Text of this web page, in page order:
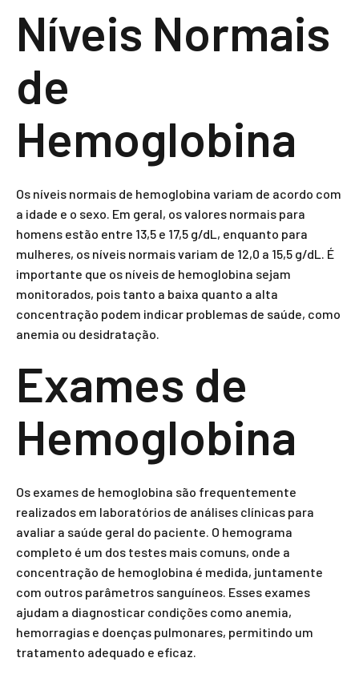
Níveis Normais
de
Hemoglobina
Os níveis normais de hemoglobina variam de acordo com
a idade e o sexo. Em geral, os valores normais para
homens estão entre 13,5 e 17,5 g/dL, enquanto para
mulheres, os níveis normais variam de 12,0 a 15,5 g/dL. É
importante que os níveis de hemoglobina sejam
monitorados, pois tanto a baixa quanto a alta
concentração podem indicar problemas de saúde, como
anemia ou desidratação.
Exames de
Hemoglobina
Os exames de hemoglobina são frequentemente
realizados em laboratórios de análises clínicas para
avaliar a saúde geral do paciente. O hemograma
completo é um dos testes mais comuns, onde a
concentração de hemoglobina é medida, juntamente
com outros parâmetros sanguíneos. Esses exames
ajudam a diagnosticar condições como anemia,
hemorragias e doenças pulmonares, permitindo um
tratamento adequado e eficaz.